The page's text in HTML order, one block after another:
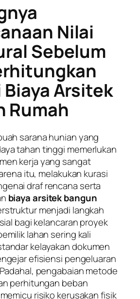
Nilai
Sebelum
Arsitek
Rumah
sarana hunian yang
tahan tinggi memerlukan
kerja yang sangat
itu, melakukan kurasi
draf rencana serta
biaya arsitek bangun
menjadi langkah
bagi kelancaran proyek
lahan sering kali
kelayakan dokumen
efisiensi pengeluaran
pengabaian metode
perhitungan beban
risiko kerusakan fisik